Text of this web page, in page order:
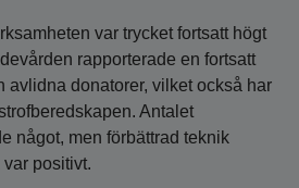
var trycket fortsatt högt
rapporterade en fortsatt
avlidna donatorer, vilket också har
Antalet
något, men förbättrad teknik
positivt.